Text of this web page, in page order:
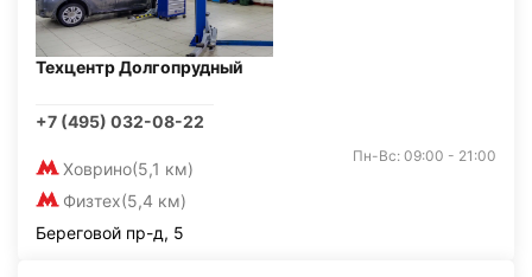
Техцентр Долгопрудный
+7 (495) 032-08-22
Ховрино(5,1 км)
Физтех(5,4 км)
Пн-Вс: 09:00 - 21:00
Береговой пр-д, 5